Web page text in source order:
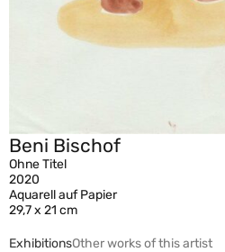
Beni Bischof
Ohne Titel
2020
Aquarell auf Papier
29,7 x 21 cm
ExhibitionsOther works of this artist